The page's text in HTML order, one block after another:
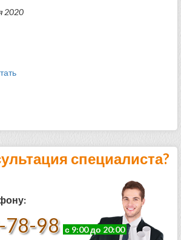
2020
специалиста?
78-98 с 9:00 до 20:00